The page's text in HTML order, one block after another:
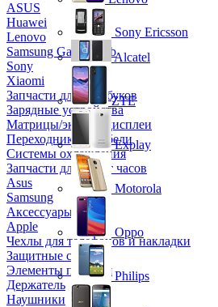
ASUS
Huawei
Lenovo
Samsung Galaxy Tab
Sony
Xiaomi
Запчасти для ноутбуков
Зарядные устройства
Матрицы/экраны/дисплеи
Переходники и кабели
Системы охлаждения
Запчасти для смарт часов
Asus
Samsung
Аксессуары
Apple
Чехлы для телефонов и накладки
Защитные стекла
Элементы питания
Держатель
Наушники
Sony Ericsson
Alcatel
ZTE
Explay
Motorola
Oppo
Philips